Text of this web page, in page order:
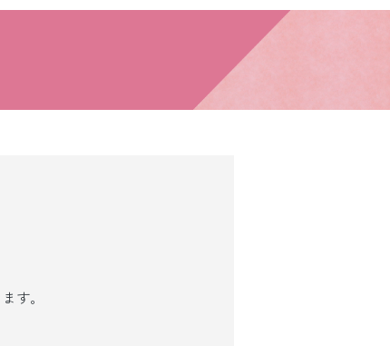
レンタル
紋付袴レンタル
す。